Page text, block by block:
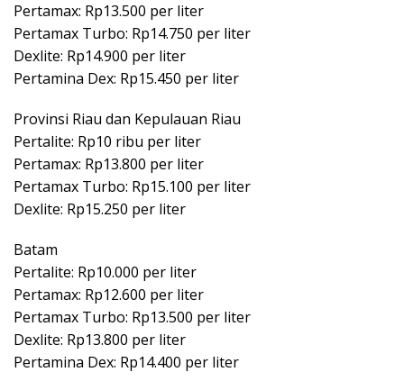
Pertamax: Rp13.500 per liter
Pertamax Turbo: Rp14.750 per liter
Dexlite: Rp14.900 per liter
Pertamina Dex: Rp15.450 per liter
Provinsi Riau dan Kepulauan Riau
Pertalite: Rp10 ribu per liter
Pertamax: Rp13.800 per liter
Pertamax Turbo: Rp15.100 per liter
Dexlite: Rp15.250 per liter
Batam
Pertalite: Rp10.000 per liter
Pertamax: Rp12.600 per liter
Pertamax Turbo: Rp13.500 per liter
Dexlite: Rp13.800 per liter
Pertamina Dex: Rp14.400 per liter